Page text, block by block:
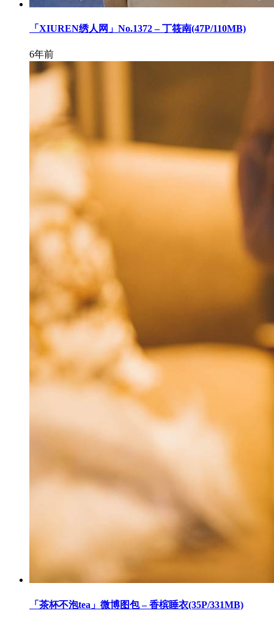
「XIUREN绣人网」No.1372 – 丁筱南(47P/110MB)
6年前
「茶杯不泡tea」微博图包 – 香槟睡衣(35P/331MB)